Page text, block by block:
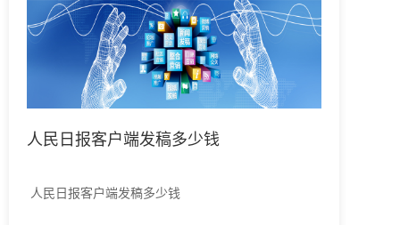
人民日报客户端发稿多少钱
人民日报客户端发稿多少钱